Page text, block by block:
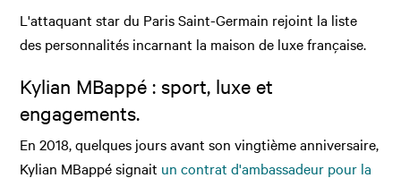
L'attaquant star du Paris Saint-Germain rejoint la liste
des personnalités incarnant la maison de luxe française.
Kylian MBappé : sport, luxe et
engagements.
En 2018, quelques jours avant son vingtième anniversaire,
Kylian MBappé signait un contrat d'ambassadeur pour la